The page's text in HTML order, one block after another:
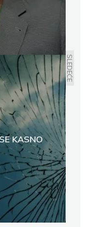
SLEDEĆE
KASNO